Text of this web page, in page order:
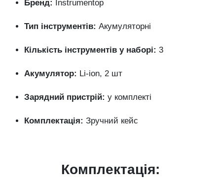
Бренд: Instrumentop
Тип інструментів: Акумуляторні
Кількість інструментів у наборі: 3
Акумулятор: Li-ion, 2 шт
Зарядний пристрій: у комплекті
Комплектація: Зручний кейс
Комплектація: